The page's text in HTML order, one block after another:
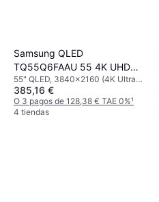
Samsung QLED
TQ55Q6FAAU 55 4K UHD
Q4 Lite Quantum Dots Noir
55" QLED, 3840x2160 (4K Ultra
HD), 2160x3840, Smart TV
385,16 €
O 3 pagos de 128,38 € TAE 0%¹
4 tiendas